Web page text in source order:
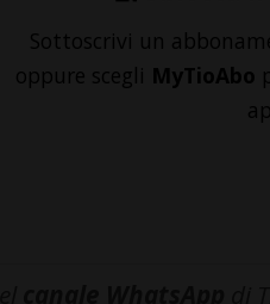
Sottoscrivi un
oppure scegli MyTioAbo